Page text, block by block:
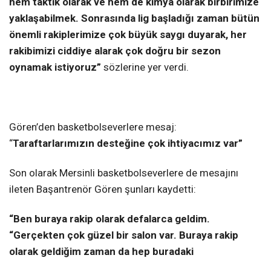
yaklaşabilmek. Sonrasında lig başladığı zaman bütün
önemli rakiplerimize çok büyük saygı duyarak, her
rakibimizi ciddiye alarak çok doğru bir sezon
oynamak istiyoruz” sözlerine yer verdi.
Gören’den basketbolseverlere mesaj:
“Taraftarlarımızın desteğine çok ihtiyacımız var”
Son olarak Mersinli basketbolseverlere de mesajını
ileten Başantrenör Gören şunları kaydetti:
“Ben buraya rakip olarak defalarca geldim.
“Gerçekten çok güzel bir salon var. Buraya rakip
olarak geldiğim zaman da hep buradaki